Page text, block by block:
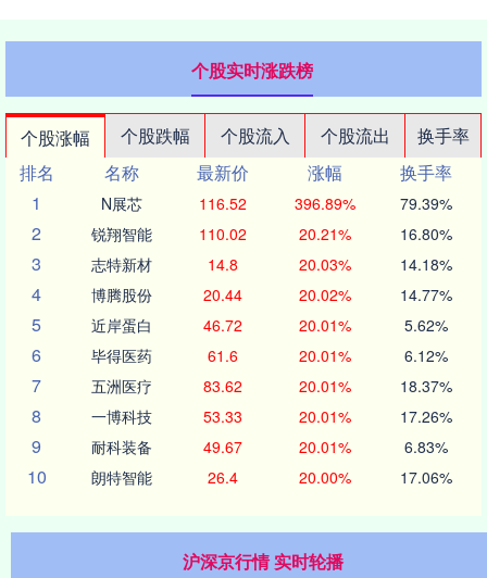
个股实时涨跌榜
个股涨幅 个股跌幅 个股流入 个股流出
换手率
排名
名称 最新价 涨幅
换手率
1
N展芯 116.52 396.89% 79.39%
2 锐翔智能 110.02 20.21% 16.80%
3 志特新材 14.8 20.03% 14.18%
4 博腾股份 20.44 20.02% 14.77%
5 近岸蛋白 46.72 20.01% 5.62%
6 毕得医药 61.6 20.01% 6.12%
7 五洲医疗 83.62 20.01% 18.37%
8 一博科技 53.33 20.01% 17.26%
9 耐科装备 49.67 20.01% 6.83%
10 朗特智能 26.4 20.00% 17.06%
沪深京行情 实时轮播